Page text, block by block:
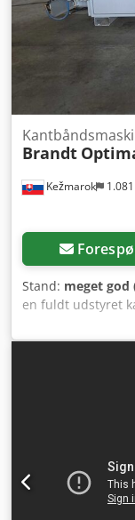
Kežmarok
Brandt
Stand: meget god
en fuldt udstyret
KDF 440 C,
justerbart via
Kantlimning EVA
Polerbørster -
- Betjeningspanel
Materialehøjde: